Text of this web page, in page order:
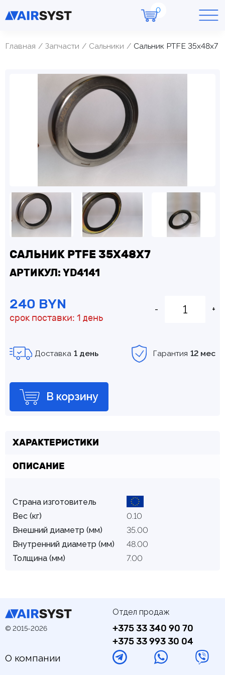
Главная Запчасти Cальники Сальник PTFE 35х48х7
САЛЬНИК PTFE 35Х48Х7
АРТИКУЛ: YD4141
240 BYN
срок поставки: 1 день
- +
Доставка 1 день Гарантия 12 мес
В корзину
ХАРАКТЕРИСТИКИ
ОПИСАНИЕ
Страна изготовитель
Вес (кг)
0.10
Внешний диаметр (мм)
35.00
Внутренний диаметр (мм)
48.00
Толщина (мм)
7.00
© 2015-2026
О компании
Отдел продаж
+375 33 340 90 70
+375 33 993 30 04